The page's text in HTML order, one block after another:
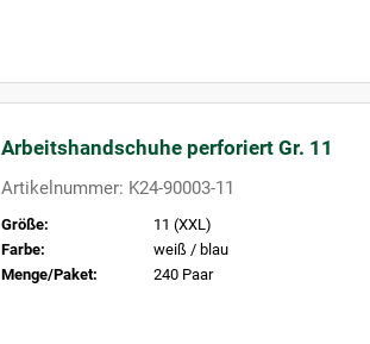
Arbeitshandschuhe perforiert Gr. 11
Artikelnummer: K24-90003-11
Größe:
11 (XXL)
Farbe:
weiß / blau
Menge/Paket:
240 Paar